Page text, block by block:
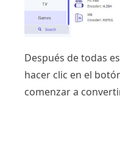
Después de todas
hacer clic en el
comenzar a